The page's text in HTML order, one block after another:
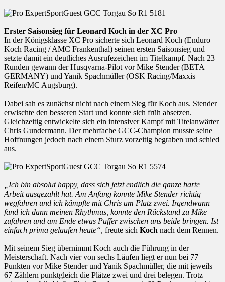
Erster Saisonsieg für Leonard Koch in der XC Pro
In der Königsklasse XC Pro sicherte sich Leonard Koch (Enduro
Koch Racing / AMC Frankenthal) seinen ersten Saisonsieg und
setzte damit ein deutliches Ausrufezeichen im Titelkampf. Nach 23
Runden gewann der Husqvarna-Pilot vor Mike Stender (BETA
GERMANY) und Yanik Spachmüller (OSK Racing/Maxxis
Reifen/MC Augsburg).
Dabei sah es zunächst nicht nach einem Sieg für Koch aus. Stender
erwischte den besseren Start und konnte sich früh absetzen.
Gleichzeitig entwickelte sich ein intensiver Kampf mit Titelanwärter
Chris Gundermann. Der mehrfache GCC-Champion musste seine
Hoffnungen jedoch nach einem Sturz vorzeitig begraben und schied
aus.
„Ich bin absolut happy, dass sich jetzt endlich die ganze harte
Arbeit ausgezahlt hat. Am Anfang konnte Mike Stender richtig
wegfahren und ich kämpfte mit Chris um Platz zwei. Irgendwann
fand ich dann meinen Rhythmus, konnte den Rückstand zu Mike
zufahren und am Ende etwas Puffer zwischen uns beide bringen. Ist
einfach prima gelaufen heute“, freute sich Koch nach dem Rennen.
Mit seinem Sieg übernimmt Koch auch die Führung in der
Meisterschaft. Nach vier von sechs Läufen liegt er nun bei 77
Punkten vor Mike Stender und Yanik Spachmüller, die mit jeweils
67 Zählern punktgleich die Plätze zwei und drei belegen. Trotz